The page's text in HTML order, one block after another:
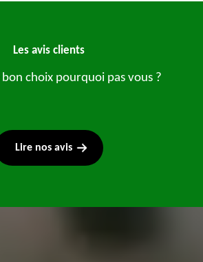
Les avis clients
choix pourquoi pas vous ?
Lire nos avis